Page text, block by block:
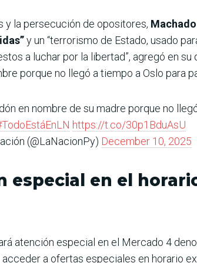
y la persecución de opositores,
y un “terrorismo de Estado, usado
a luchar por la libertad”, agregó en su
porque no llegó a tiempo a Oslo para
en nombre de su madre porque no
https://t.co/30p1BduAsU
(@LaNacionPy) December 10, 2025
especial en el
atención especial en el Mercado 4
a ofertas especiales en horario